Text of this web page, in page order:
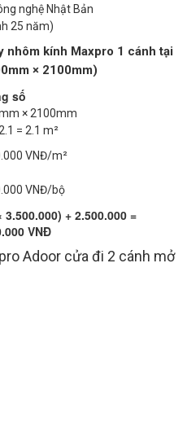
nghệ Nhật Bản
25 năm)
nhôm kính Maxpro 1 cánh tại
× 2100mm)
số
× 2100mm
= 2.1 m²
VNĐ/m²
VNĐ/bộ
3.500.000) + 2.500.000 =
VNĐ
Adoor cửa đi 2 cánh mở